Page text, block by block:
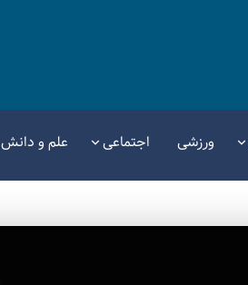
ورزشی اجتماعی علم و دانش